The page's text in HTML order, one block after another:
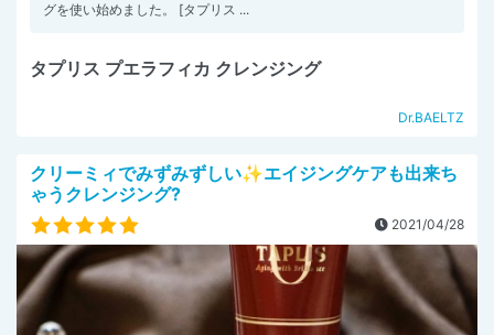
グを使い始めました。 [タプリス ...
タプリス プエラフィカ クレンジング
Dr.BAELTZ
クリーミィでみずみずしい✨エイジングケアも出来ち
ゃうクレンジング?
2021/04/28